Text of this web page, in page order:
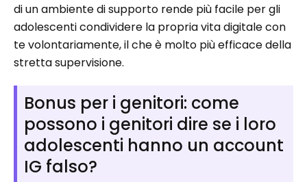
di un ambiente di supporto rende più facile per gli
adolescenti condividere la propria vita digitale con
te volontariamente, il che è molto più efficace della
stretta supervisione.
Bonus per i genitori: come
possono i genitori dire se i loro
adolescenti hanno un account
IG falso?